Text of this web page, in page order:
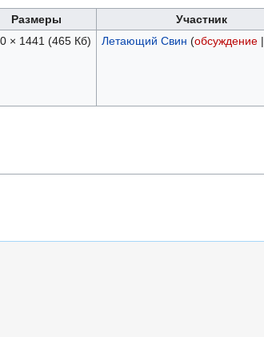
Размеры Участник
× 1441 (465 Кб) Летающий Свин (обсуждение|